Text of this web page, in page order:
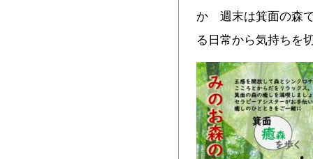
か 週末は箕面の森
る日常から気持ちを